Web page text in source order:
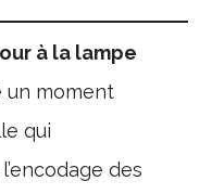
à la lampe
un moment
qui
des